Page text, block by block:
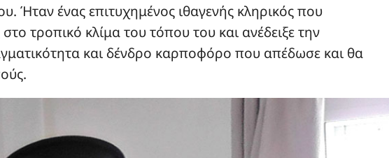
Ήταν ένας επιτυχημένος ιθαγενής κληρικός που
τροπικό κλίμα του τόπου του και ανέδειξε την
και δένδρο καρποφόρο που απέδωσε και θα